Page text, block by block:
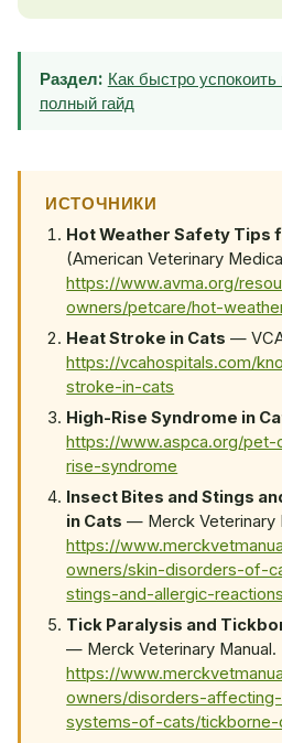
Раздел: Как быстро
полный гайд
ИСТОЧНИКИ
Hot Weather Safety Tips
(American Veterinary
https://www.avma.org/
owners/petcare/hot-
Heat Stroke in Cats —
https://vcahospitals.com/
stroke-in-cats
High-Rise Syndrome in
https://www.aspca.org/pet-
rise-syndrome
Insect Bites and Stings
in Cats — Merck Veterinary
https://
owners/skin-disorders-of-
stings-and-allergic-
Tick Paralysis and
— Merck Veterinary Manual.
https://
owners/disorders-
systems-of-cats/tickborne-